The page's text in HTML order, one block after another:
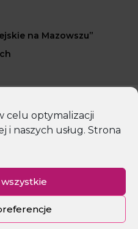
celu optymalizacji
i naszych usług. Strona
na Mazowszu”
Wdrażania